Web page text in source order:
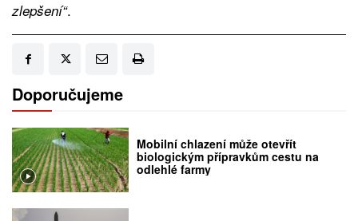
zlepšení“.
Doporučujeme
Mobilní chlazení může otevřít
biologickým přípravkům cestu na
odlehlé farmy